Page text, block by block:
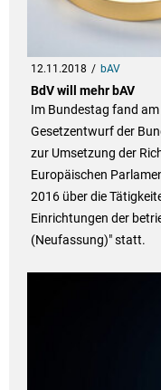
12.11.2018 bAV
BdV will mehr bAV
Im Bundestag fand
Gesetzentwurf der
zur Umsetzung der
Europäischen
2016 über die
Einrichtungen der
(Neufassung)" statt.